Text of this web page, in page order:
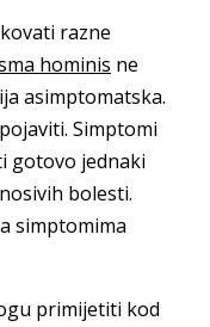
razne
hominis ne
asimptomatska.
Simptomi
gotovo jednaki
bolesti.
simptomima
primijetiti kod